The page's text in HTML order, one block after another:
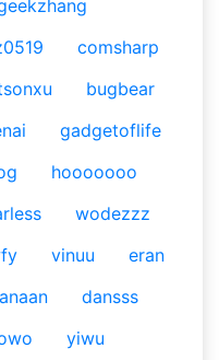
comsharp
bugbear
gadgetoflife
hooooooo
wodezzz
vinuu
eran
dansss
yiwu